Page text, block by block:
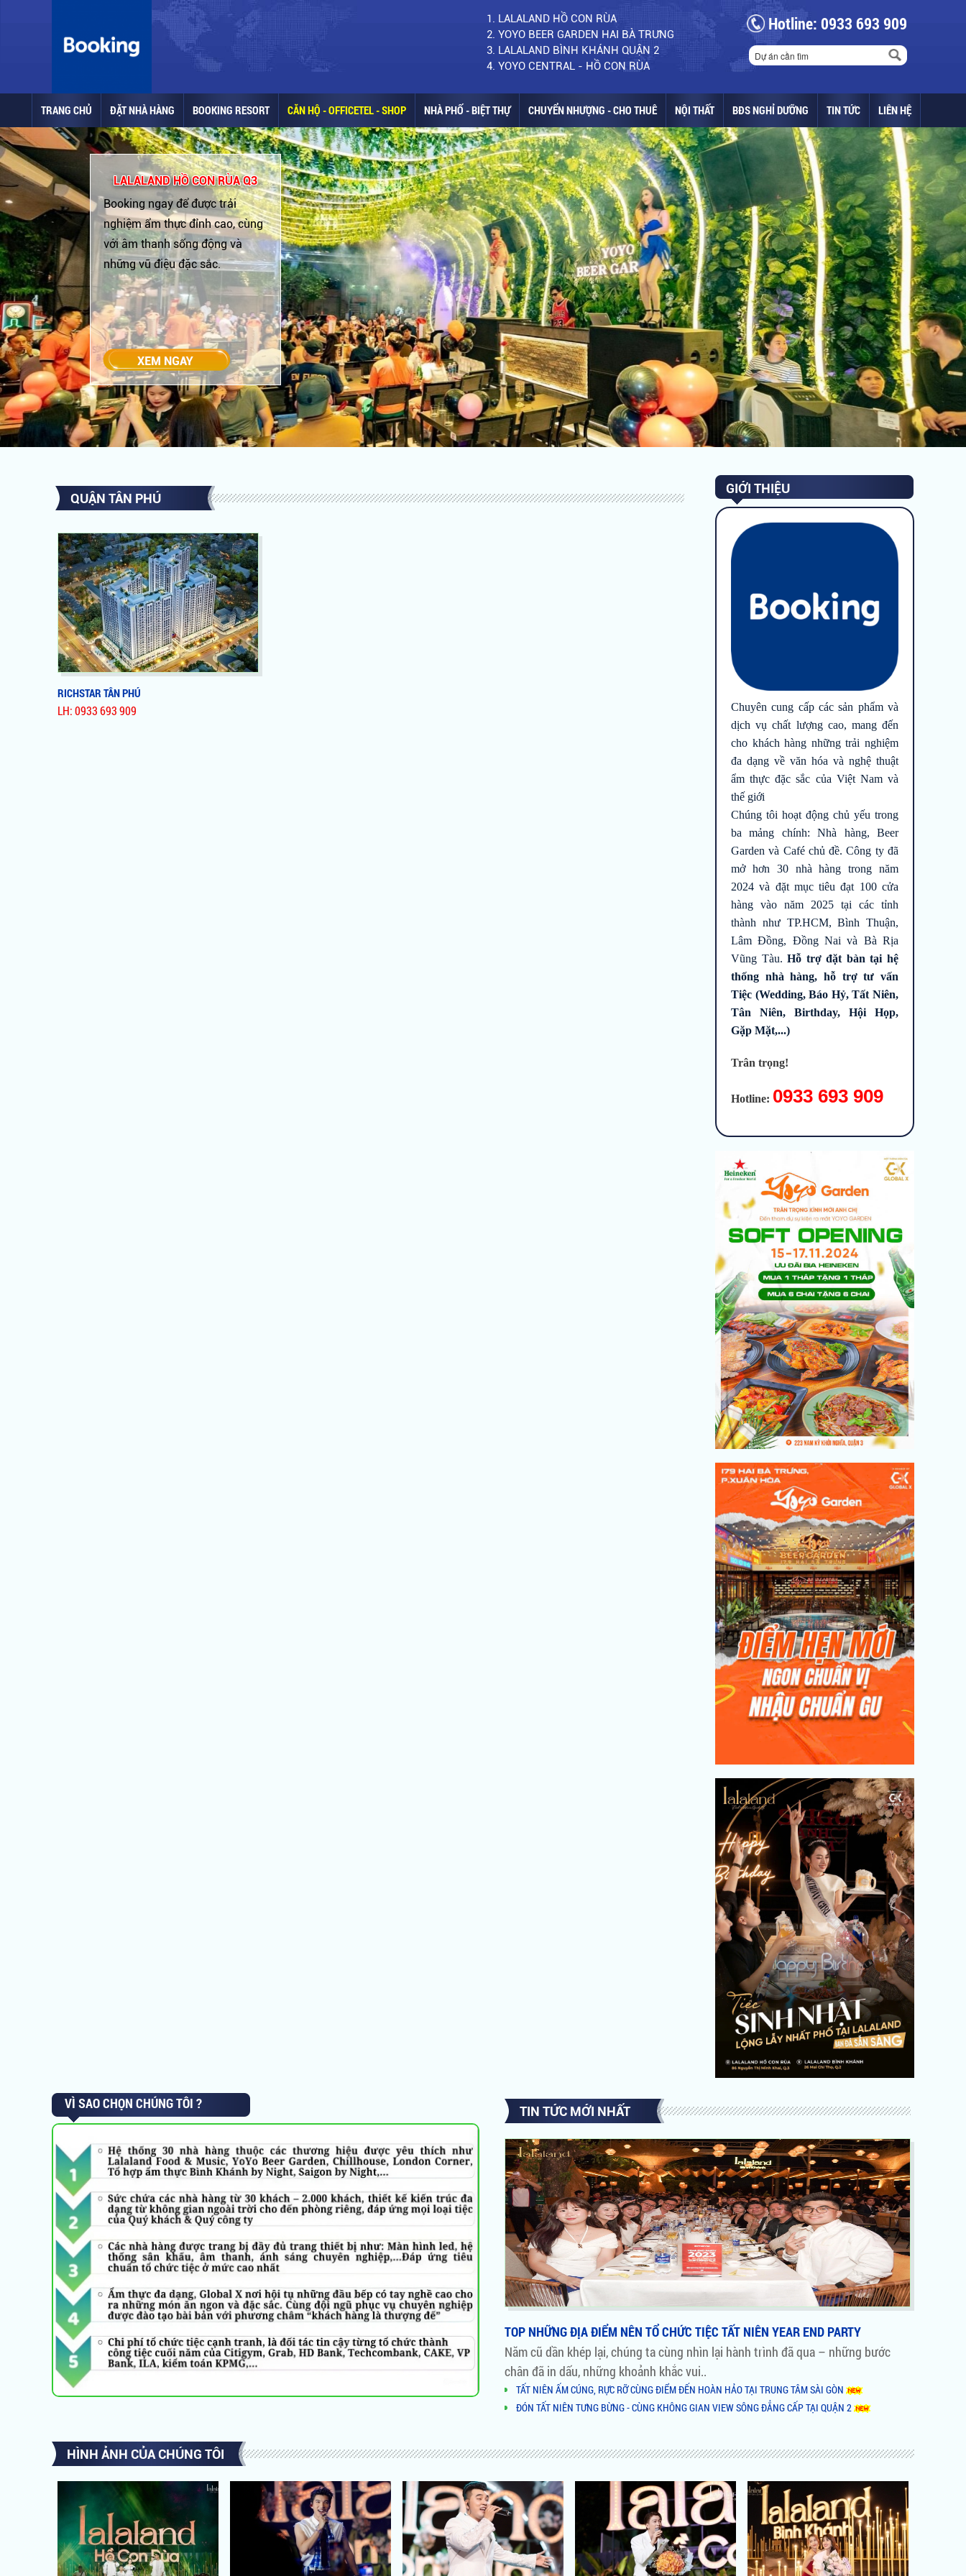
1. LALALAND HỒ CON RÙA
2. YOYO BEER GARDEN HAI BÀ TRƯNG
3. LALALAND BÌNH KHÁNH QUẬN 2
4. YOYO CENTRAL - HỒ CON RÙA
Hotline: 0933 693 909
TRANG CHỦ ĐẶT NHÀ HÀNG BOOKING RESORT CĂN HỘ - OFFICETEL - SHOP NHÀ PHỐ - BIỆT THỰ CHUYỂN NHƯỢNG - CHO THUÊ NỘI THẤT BĐS NGHỈ DƯỠNG TIN TỨC LIÊN HỆ
LALALAND HỒ CON RÙA Q3
Booking ngay để được trải
nghiệm ẩm thực đỉnh cao, cùng
với âm thanh sống động và
những vũ điệu đặc sắc.
QUẬN TÂN PHÚ
RICHSTAR TÂN PHÚ
LH: 0933 693 909
GIỚI THIỆU
Chuyên cung cấp các sản phẩm và
dịch vụ chất lượng cao, mang đến
cho khách hàng những trải nghiệm
đa dạng về văn hóa và nghệ thuật
ẩm thực đặc sắc của Việt Nam và
thế giới
Chúng tôi hoạt động chủ yếu trong
ba mảng chính: Nhà hàng, Beer
Garden và Café chủ đề. Công ty đã
mở hơn 30 nhà hàng trong năm
2024 và đặt mục tiêu đạt 100 cửa
hàng vào năm 2025 tại các tỉnh
thành như TP.HCM, Bình Thuận,
Lâm Đồng, Đồng Nai và Bà Rịa
Vũng Tàu.Hỗ trợ đặt bàn tại hệ
thống nhà hàng, hỗ trợ tư vấn
Tiệc (Wedding, Báo Hỷ, Tất Niên,
Tân Niên, Birthday, Hội Họp,
Gặp Mặt,...)
Trân trọng!
Hotline: 0933 693 909
VÌ SAO CHỌN CHÚNG TÔI ? TIN TỨC MỚI NHẤT
TOP NHỮNG ĐỊA ĐIỂM NÊN TỔ CHỨC TIỆC TẤT NIÊN YEAR END PARTY
Năm cũ dần khép lại, chúng ta cùng nhìn lại hành trình đã qua – những bước
chân đã in dấu, những khoảnh khắc vui..
TẤT NIÊN ẤM CÚNG, RỰC RỠ CÙNG ĐIỂM ĐẾN HOÀN HẢO TẠI TRUNG TÂM SÀI GÒN
ĐÓN TẤT NIÊN TƯNG BỪNG - CÙNG KHÔNG GIAN VIEW SÔNG ĐẲNG CẤP TẠI QUẬN 2
HỒ BƠI ĐỘC NHẤT VÔ NHỊ TẠI NOVAHILLS MŨI NÉ RESORT & VILLAS
NOVALAND VINH DANH TẠI VIETNAM HR AWARDS 2018
CĂN HỘ HẠNG SANG - ĐIỂM SÁNG NỔI BẬT CỦA QUẬN 1
NOVALAND HỢP TÁC CHIẾN LƯỢC CÙNG MINOR HOTELS & NHÀ THIẾT KẾ SÂN GOLF LỪNG DANH
GREG NORMAN
Novaland và những cái bắt tay Triệu đô tại Diễn đàn Cấp cao
Thiết kế nổi bật của căn hộ triệu đô The Grand Manhattan
HÌNH ẢNH CỦA CHÚNG TÔI